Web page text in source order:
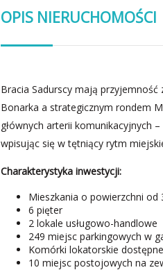
OPIS NIERUCHOMOŚCI
Bracia Sadurscy mają
Bonarka a strategicznym rondem
głównych arterii komunikacyjnych
wpisując się w tętniący rytm
Charakterystyka inwestycji:
Mieszkania o powierzchni od
6 pięter
2 lokale usługowo-handlowe
249 miejsc parkingowych w
Komórki lokatorskie
10 miejsc postojowych na